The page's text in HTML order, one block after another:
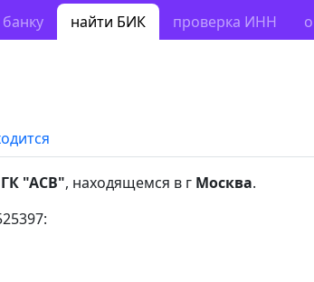
найти БИК проверка ИНН
"АСВ", находящемся в г Москва.